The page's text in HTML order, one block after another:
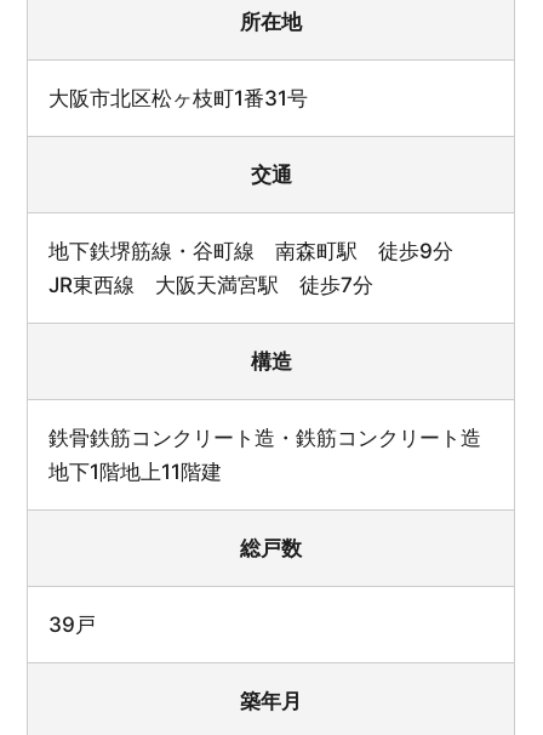
所在地
大阪市北区松ヶ枝町1番31号
交通
地下鉄堺筋線・谷町線 南森町駅 徒歩9分
JR東西線 大阪天満宮駅 徒歩7分
構造
鉄骨鉄筋コンクリート造・鉄筋コンクリート造
地下1階地上11階建
総戸数
39戸
築年月